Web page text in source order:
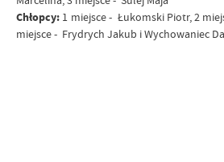
Chłopcy: 1 miejsce - Łukomski Piotr, 2
miejsce - Frydrych Jakub i Wychowaniec